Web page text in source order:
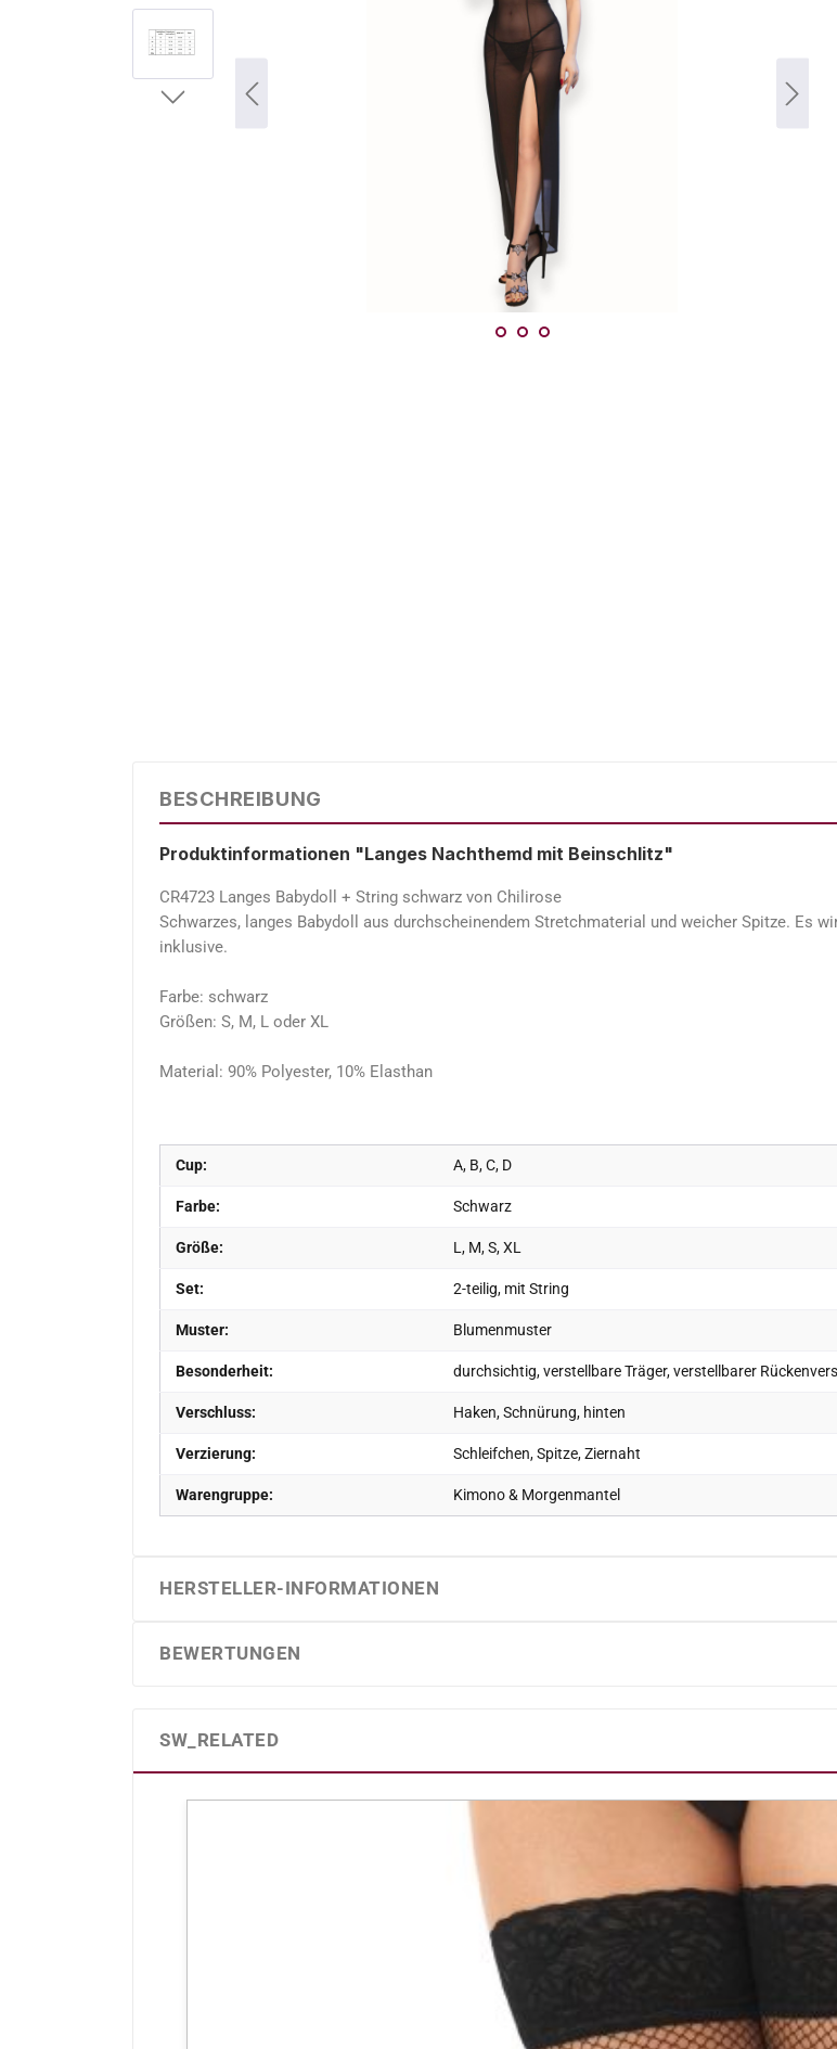
BESCHREIBUNG
Produktinformationen "Langes Nachthemd mit Beinschlitz"
CR4723 Langes Babydoll + String schwarz von Chilirose
Schwarzes, langes Babydoll aus durchscheinendem Stretchmaterial und weicher Spitze. Es
inklusive.
Farbe: schwarz
Größen: S, M, L oder XL
Material: 90% Polyester, 10% Elasthan
Cup: A, B, C, D
Farbe: Schwarz
Größe: L, M, S, XL
Set: 2-teilig, mit String
Muster: Blumenmuster
Besonderheit: durchsichtig, verstellbare Träger, verstellbarer
Verschluss: Haken, Schnürung, hinten
Verzierung: Schleifchen, Spitze, Ziernaht
Warengruppe: Kimono & Morgenmantel
HERSTELLER-INFORMATIONEN
BEWERTUNGEN
SW_RELATED